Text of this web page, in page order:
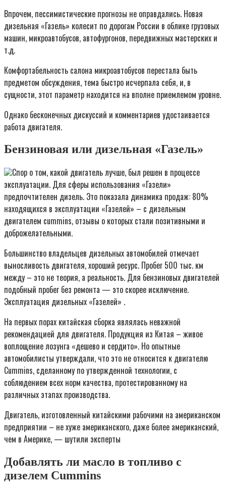
Впрочем, пессимистические прогнозы не оправдались. Новая
дизельная «Газель» колесит по дорогам России в облике грузовых
машин, микроавтобусов, автофургонов, передвижных мастерских и
т.д.
Комфортабельность салона микроавтобусов перестала быть
предметом обсуждения, тема быстро исчерпала себя, и, в
сущности, этот параметр находится на вполне приемлемом уровне.
Однако бесконечных дискуссий и комментариев удостаивается
работа двигателя.
Бензиновая или дизельная «Газель»
Спор о том, какой двигатель лучше, был решен в процессе
эксплуатации. Для сферы использования «Газели»
предпочтителен дизель. Это показала динамика продаж: 80%
находящихся в эксплуатации «Газелей» – с дизельным
двигателем cummins, отзывы о которых стали позитивными и
доброжелательными.
Большинство владельцев дизельных автомобилей отмечает
выносливость двигателя, хороший ресурс. Пробег 500 тыс. км
между – это не теория, а реальность. Для бензиновых двигателей
подобный пробег без ремонта — это скорее исключение.
Эксплуатация дизельных «Газелей» .
На первых порах китайская сборка являлась неважной
рекомендацией для двигателя. Продукция из Китая – живое
воплощение лозунга «дешево и сердито». Но опытные
автомобилисты утверждали, что это не относится к двигателю
Cummins, сделанному по утвержденной технологии, с
соблюдением всех норм качества, протестированному на
различных этапах производства.
Двигатель, изготовленный китайскими рабочими на американском
предприятии – не хуже американского, даже более американский,
чем в Америке, — шутили эксперты
Добавлять ли масло в топливо с
дизелем Cummins